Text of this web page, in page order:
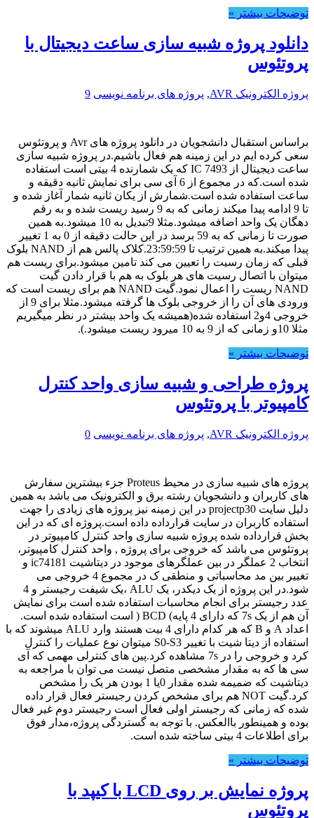
توضیحات بیشتر »
دانلود پروژه شبیه سازی ساعت دیجیتال با
پروتئوس
پروژه الکترونیک AVR , پروژه های برنامه نویسی 9
براساس استقبال دانشجویان در دانلود پروژه های Avr و پروتئوس
سعی کرده ایم در این زمینه هم فعال باشیم.در پروژه شبیه سازی
ساعت دیجیتال از IC 7493 که یک شمارنده 4 بیتی است استفاده
شده است.که در مجموع از 6 آی سی برای نمایش ثانیه دقیقه و
ساعت استفاده شده است.شمارش از یکان ثانیه شمار آغاز شده و
تا 9 ادامه پیدا میکند زمانی که به 9 رسید ریست شده و به رقم
دهگان یک واحد اضافه میشود.مثلا 9تبدیل به 10 میشود.به همین
صورت تا زمانی که به 59 برسد در این حالت دقیقه از 0 به 1 تغییر
پیدا میکند.به همین ترتیب تا 23:59:59.کلاک پالس هم از NAND بلوک
قبلی که زمان رسیت را تعیین می کند تامین میشود.برای ریست هم
میتوان با اتصال رسیت های هر بلوک به هم با قرار دادن گیت
NAND ریست را اعمال نمود.گیت NAND هم برای ریست است که
ورودی های آن را از خروجی بلوک ها گرفته میشود.مثلا برای 9 از
خروجی 4و2 استفاده شده(همیشه یک واحد بیشتر در نظر میگیریم
مثلا 10و زمانی که از 9 به 10 میرود ریست میشود.).
توضیحات بیشتر »
پروژه طراحی و شبیه سازی واحد کنترل
کامپیوتر با پروتئوس
پروژه الکترونیک AVR , پروژه های برنامه نویسی 0
پروژه های شبیه سازی در محیط Proteus جزء بیشترین سفارش
های کاربران و دانشجویان رشته برق و الکترونیک می باشد به همین
دلیل سایت projectp30 در این زمینه نیز پروژه های زیادی را جهت
استفاده کاربران در سایت قرارداده داده است.پروژه ای که در این
بخش قرارداده شده پروژه شبیه سازی واحد کنترل کامپیوتر در
پروتئوس می باشد که خروجی برای پروژه , واحد کنترل کامپیوتر،
انتخاب 2 عملگر در بین عملگرهای موجود در دیتاشیت ic74181 و
تغییر بین مد محاسباتی و منطقی ک در مجموع 4 خروجی می
شود.در این پروژه از یک دیکدر، یک ALU ،یک شیفت رجیستر و 4
عدد رجیستر برای انجام محاسبات استفاده شده است برای نمایش
آن هم از یک 7s که دارای 4 پایه) BCD ( است استفاده شده است.
اعداد A و B که هر کدام دارای 4 بیت هستند وارد ALU میشوند که با
استفاده از دیتا شیت با تغییر S0-S3 میتوان نوع عملیات را کنترل
کرد و خروجی را در 7s مشاهده کرد.پین های کنترلی مهمی که آی
سی ها که به مقدار مشخصی متصل نیست می توان با مراجعه به
دیتاشیت که ضمیمه شده مقدار 0یا 1 بودن هر یک را مشخص
کرد.گیت NOT هم برای مشخص کردن رجیستر فعال قرار داده
شده که زمانی که رجیستر اولی فعال است رجیستر دوم غیر فعال
بوده و همینطور باالعکس. با توجه به گستردگی پروژه،مدار فوق
برای اطلاعات 4 بیتی ساخته شده است.
توضیحات بیشتر »
پروژه نمایش بر روی LCD با کیپد با
پروتئوس